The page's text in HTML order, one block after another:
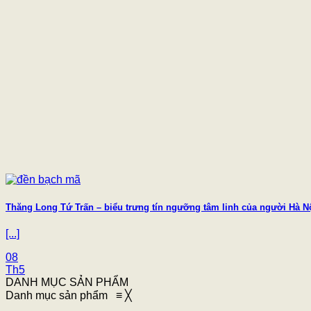
Thăng Long Tứ Trấn – biểu trưng tín ngưỡng tâm linh của người Hà
[...]
08
Th5
DANH MỤC SẢN PHẨM
Danh mục sản phẩm ≡ ╳